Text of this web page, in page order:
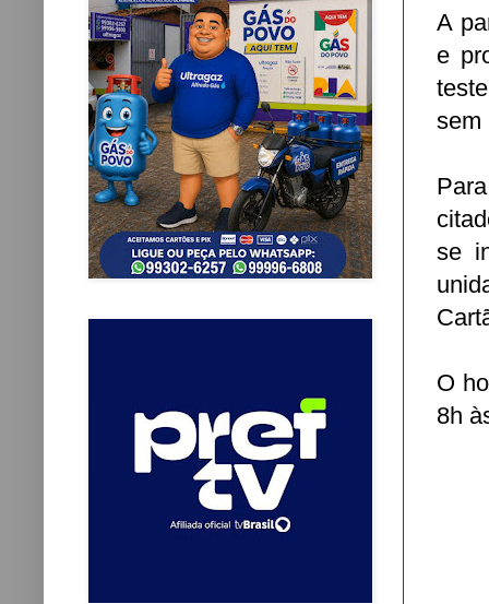
A
e
sem
se
O
8h